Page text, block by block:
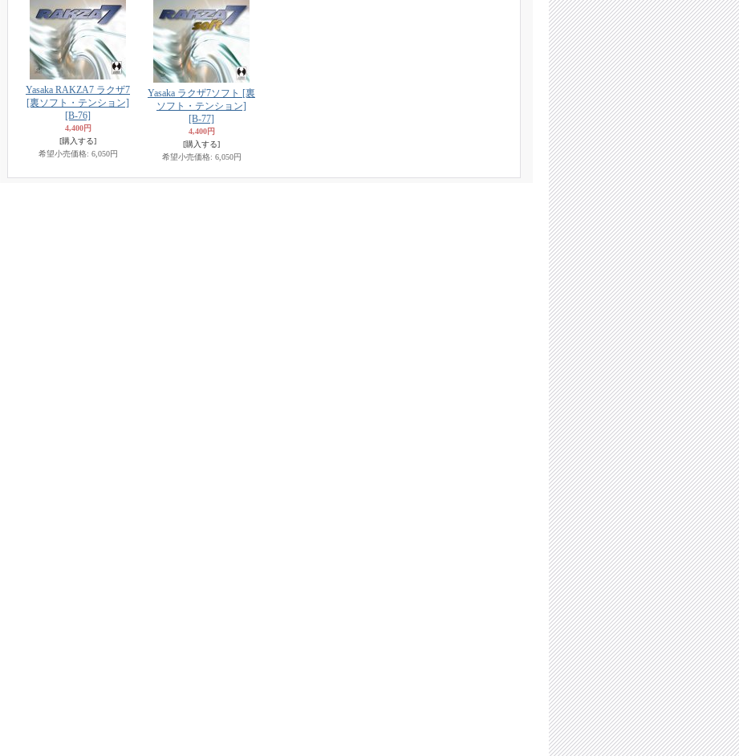
Yasaka RAKZA7 ラクザ7
[裏ソフト・テンション]
[B-76]
4,400円
[購入する]
希望小売価格: 6,050円
Yasaka ラクザ7ソフト [裏
ソフト・テンション]
[B-77]
4,400円
[購入する]
希望小売価格: 6,050円